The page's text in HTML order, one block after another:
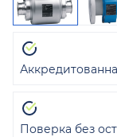
Поверка без